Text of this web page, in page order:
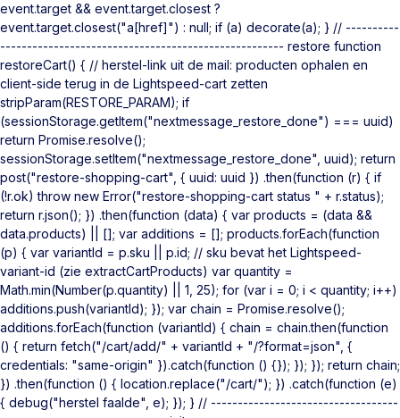
event.target && event.target.closest ?
event.target.closest("a[href]") : null; if (a) decorate(a); } // ----------
----------------------------------------------------- restore function
restoreCart() { // herstel-link uit de mail: producten ophalen en
client-side terug in de Lightspeed-cart zetten
stripParam(RESTORE_PARAM); if
(sessionStorage.getItem("nextmessage_restore_done") === uuid)
return Promise.resolve();
sessionStorage.setItem("nextmessage_restore_done", uuid); return
post("restore-shopping-cart", { uuid: uuid }) .then(function (r) { if
(!r.ok) throw new Error("restore-shopping-cart status " + r.status);
return r.json(); }) .then(function (data) { var products = (data &&
data.products) || []; var additions = []; products.forEach(function
(p) { var variantId = p.sku || p.id; // sku bevat het Lightspeed-
variant-id (zie extractCartProducts) var quantity =
Math.min(Number(p.quantity) || 1, 25); for (var i = 0; i < quantity; i++)
additions.push(variantId); }); var chain = Promise.resolve();
additions.forEach(function (variantId) { chain = chain.then(function
() { return fetch("/cart/add/" + variantId + "/?format=json", {
credentials: "same-origin" }).catch(function () {}); }); }); return chain;
}) .then(function () { location.replace("/cart/"); }) .catch(function (e)
{ debug("herstel faalde", e); }); } // -----------------------------------